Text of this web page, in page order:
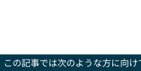
この記事では次のような方に向け